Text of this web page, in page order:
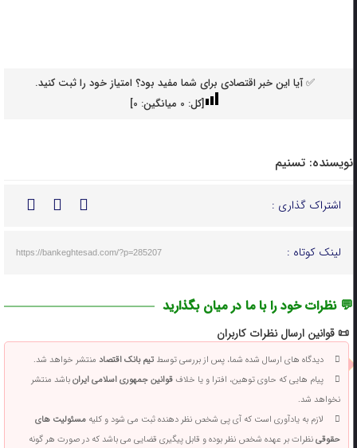
✅ آیا این خبر اقتصادی برای شما مفید بود؟ امتیاز خود را ثبت کنید.
[کل: 0میانگین: 0
]
نویسنده: تسنیم
اشتراک گذاری :
لینک کوتاه : https://bankeghtesad.com/?p=285207
💬 نظرات خود را با ما در میان بگذارید
📜 قوانین ارسال نظرات کاربران
دیدگاه های ارسال شده شما، پس از بررسی توسطتیم بانک اقتصادمنتشر خواهد شد.
پیام هایی که حاوی توهین، افترا و یا خلافقوانین جمهوری اسلامی ایرانباشد منتشر
نخواهد شد.
لازم به یادآوری است که آی پی شخص نظر دهنده ثبت می شود و کلیهمسئولیت های
حقوقینظرات بر عهده شخص نظر بوده و قابل پیگیری قضایی می باشد که در صورت هر گونه